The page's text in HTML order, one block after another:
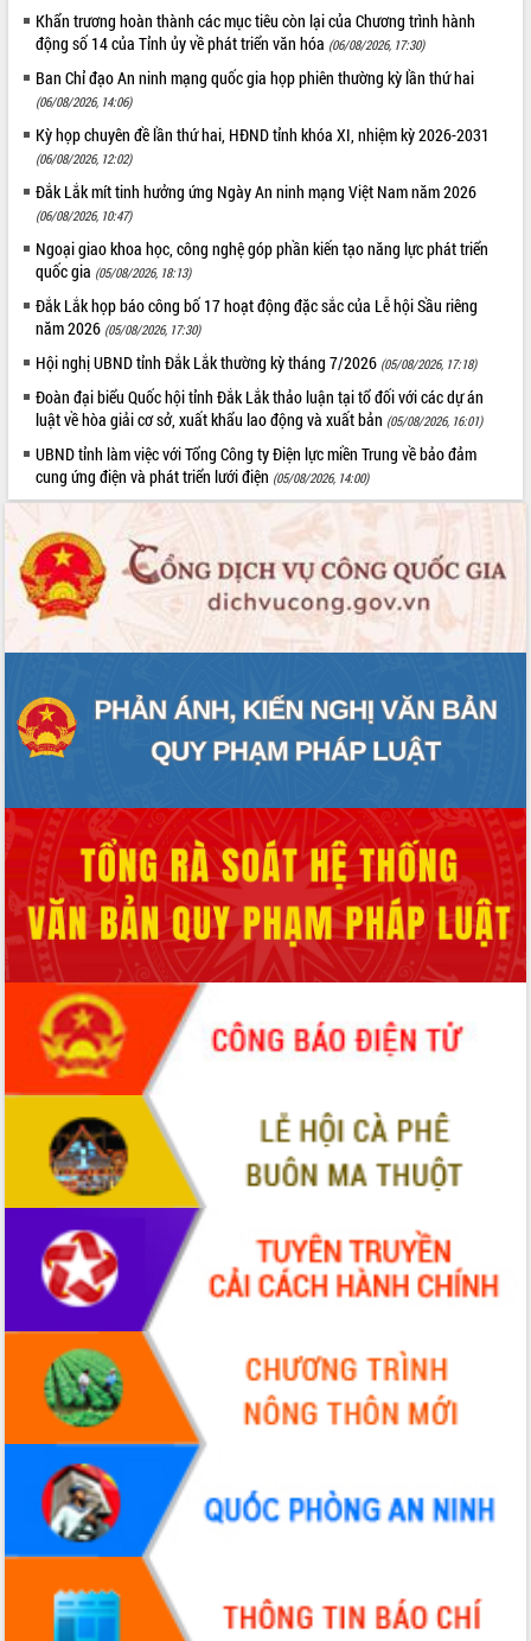
Tháo gỡ những vướng mắc, đẩy mạnh
công tác cải cách thủ tục hành chính
tại Trung tâm Phục vụ hành chính
công tỉnh
Đắk Lắk: Tôn vinh 46 giải pháp tại Hội
thi Sáng tạo Kỹ thuật 2024 - 2025
về phát triển nuôi trồng thủy sản
Phó Chủ tịch UBND tỉnh Đắk Lắk
Trương Công Thái kiểm tra thực địa
Dự án cao tốc Khánh Hòa - Buôn Ma
Thuột
Định vị cà phê Việt Nam như một “di
sản sống” trong dòng chảy toàn cầu
Xây dựng nông thôn mới: Nâng cao đời
sống người dân từ những mô hình thiết
thực
Quyết liệt tháo gỡ vướng mắc, đẩy
nhanh tiến độ các dự án trọng điểm
trong Khu kinh tế Nam Phú Yên
Hòn Yến phát triển du lịch gắn với bảo
tồn biển
Lấy ý kiến điều chỉnh Quy hoạch tỉnh
Đắk Lắk thời kỳ 2021-2030, tầm nhìn
đến năm 2050
giải phóng mặt bằng Tuyến đường bộ
ven biển
Đắk Lắk nỗ lực thúc đẩy tăng trưởng
kinh tế từ 10% trở lên trong Quý
Đắk Lắk ký kết thỏa thuận hợp tác về
chuyển đổi số giai đoạn 2026 – 2030
với Tập đoàn Bưu chính Viễn thông
Việt Nam
Thứ trưởng Bộ Y tế làm việc với tỉnh
Đắk Lắk về phát triển nhân lực y tế
cho trạm y tế cấp xã
Du lịch Đắk Lắk nâng tầm trải nghiệm
du khách thông qua Hệ thống cơ sở dữ
liệu và Bản đồ số
Tập huấn ứng dụng trí tuệ nhân tạo (AI)
trong thương mại điện tử năm 2026
Đoàn đại biểu Quốc hội tỉnh Đắk Lắk
trao đổi thông tin trước Kỳ họp thứ
nhất, Quốc hội khóa XVI
Quyết liệt cải cách hành chính, khơi
thông nguồn lực phát triển
Nâng cao hiệu lực, hiệu quả HĐND
tỉnh thông qua hiện đại hóa hành chính
Xã Ea Phê gắn cải cách hành chính với
chuyển đổi số
Phó Chủ tịch Thường trực UBND tỉnh
Hồ Thị Nguyên Thảo làm việc tại Trung
tâm Phục vụ hành chính công xã Ea
Phê
Xây dựng nền hành chính số đồng
hành cùng nông dân dân, doanh nghiệp
Giai đoạn 2026-2030, Đắk Lắk phấn
đấu có 77% xã đạt chuẩn nông thôn
Chuyển đổi số 'mở đường' cho nông
nghiệp Đắk Lắk tăng trưởng bứt phá
Khẩn trương hoàn thành các mục tiêu còn lại của Chương trình hành
động số 14 của Tỉnh ủy về phát triển văn hóa (06/08/2026, 17:30)
Ban Chỉ đạo An ninh mạng quốc gia họp phiên thường kỳ lần thứ hai
(06/08/2026, 14:06)
Kỳ họp chuyên đề lần thứ hai, HĐND tỉnh khóa XI, nhiệm kỳ 2026-2031
(06/08/2026, 12:02)
Đắk Lắk mít tinh hưởng ứng Ngày An ninh mạng Việt Nam năm 2026
(06/08/2026, 10:47)
Ngoại giao khoa học, công nghệ góp phần kiến tạo năng lực phát triển
quốc gia (05/08/2026, 18:13)
Đắk Lắk họp báo công bố 17 hoạt động đặc sắc của Lễ hội Sầu riêng
năm 2026 (05/08/2026, 17:30)
Hội nghị UBND tỉnh Đắk Lắk thường kỳ tháng 7/2026 (05/08/2026, 17:18)
Đoàn đại biểu Quốc hội tỉnh Đắk Lắk thảo luận tại tổ đối với các dự án
luật về hòa giải cơ sở, xuất khẩu lao động và xuất bản (05/08/2026, 16:01)
UBND tỉnh làm việc với Tổng Công ty Điện lực miền Trung về bảo đảm
cung ứng điện và phát triển lưới điện (05/08/2026, 14:00)